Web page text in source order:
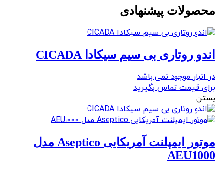
مدل
P
محصولات پیشنهادی
اندو روتاری بی سیم سیکادا CICADA
در انبار موجود نمی باشد
برای قیمت تماس بگیرید
بستن
موتور ایمپلنت آمریکایی Aseptico مدل
AEU1000